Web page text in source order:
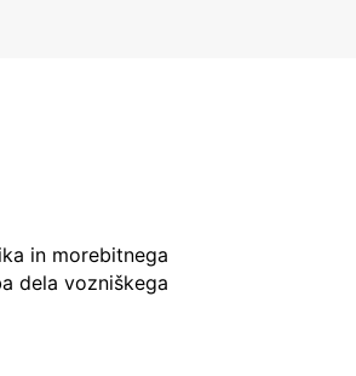
in morebitnega
dela vozniškega